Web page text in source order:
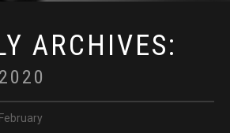
ARCHIVES:
February